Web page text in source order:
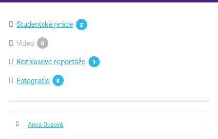
Studentské práce 2
Video 0
Rozhlasové reportáže 1
Fotografie 8
Anna Dusová